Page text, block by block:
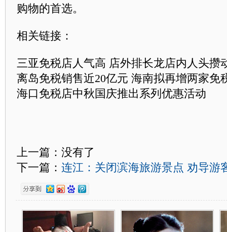
购物的首选。
相关链接：
三亚免税店人气高 店外排长龙店内人头攒
离岛免税销售近20亿元 海南拟再增两家免
海口免税店中秋国庆推出系列优惠活动
上一篇：没有了
下一篇： 连江：关闭滨海旅游景点 劝导游